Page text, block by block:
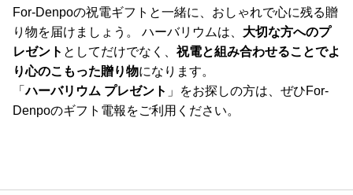
For-Denpoの祝電ギフトと一緒に、おしゃれで心に残る贈
り物を届けましょう。 ハーバリウムは、 大切な方へのプ
レゼント としてだけでなく、祝電と組み合わせることでよ
り心のこもった贈り物になります。
「ハーバリウム プレゼント 」をお探しの方は、ぜひFor-
Denpoのギフト電報をご利用ください。